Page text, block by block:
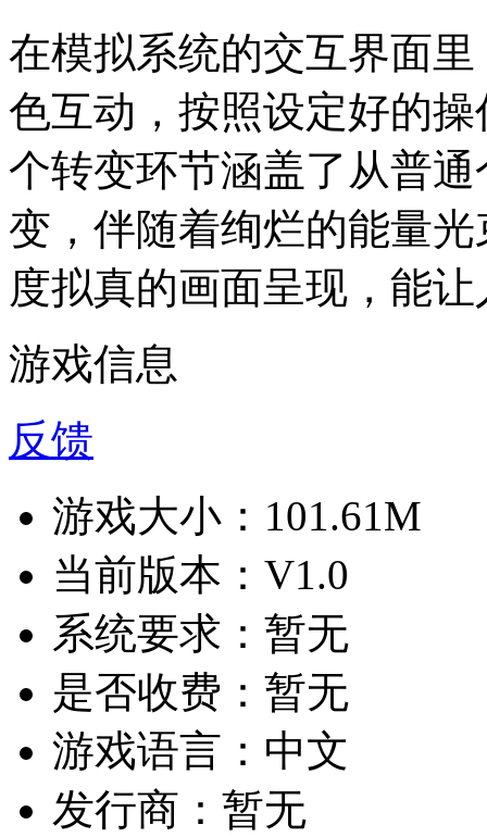
在模拟系统的交互界面
色互动，按照设定好的
个转变环节涵盖了从普
变，伴随着绚烂的能量
度拟真的画面呈现，能
游戏信息
反馈
游戏大小： 101.61M
当前版本： V1.0
系统要求： 暂无
是否收费： 暂无
游戏语言： 中文
发行商： 暂无